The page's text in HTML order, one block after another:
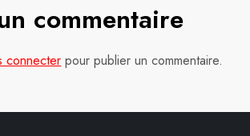
commentaire
connecter pour publier un commentaire.